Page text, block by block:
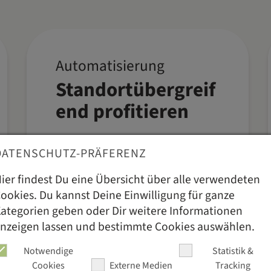
Von der Zentrale aus
steuerst Du alle
Prozesse: Rezepte,
Wareneinkauf und mehr.
Deinen Betrieben zentral
zur Verfügung. So sparst
Du Zeit und Ressourcen
und kannst Dich ganz auf
Automatisierung
Standortübergreif
end profitieren
PRÄFERENZ
findest Du eine Übersicht über alle verwendeten
Du kannst Deine Einwilligung für ganze
geben oder Dir weitere Informationen
lassen und bestimmte Cookies auswählen.
Notwendige
Cookies
Externe Medien
Statistik &
Tracking